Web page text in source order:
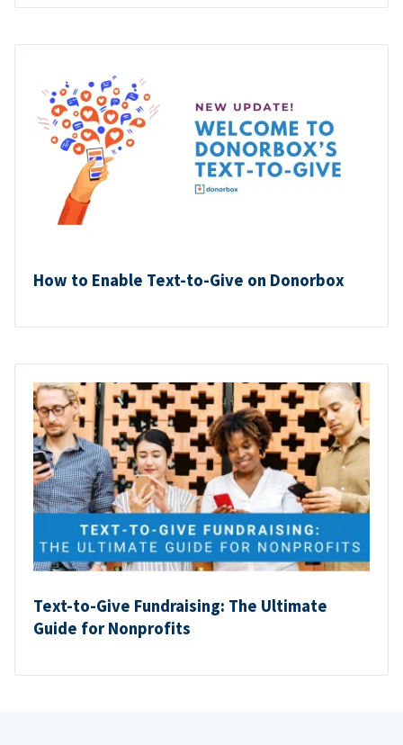
How to Enable Text-to-Give on Donorbox
Text-to-Give Fundraising: The Ultimate
Guide for Nonprofits